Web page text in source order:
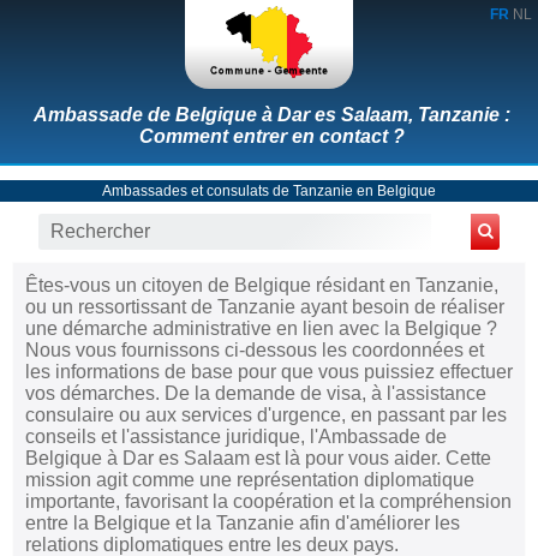
FR NL
Ambassade de Belgique à Dar es Salaam, Tanzanie :
Comment entrer en contact ?
Ambassades et consulats de Tanzanie en Belgique
Êtes-vous un citoyen de Belgique résidant en Tanzanie,
ou un ressortissant de Tanzanie ayant besoin de réaliser
une démarche administrative en lien avec la Belgique ?
Nous vous fournissons ci-dessous les coordonnées et
les informations de base pour que vous puissiez effectuer
vos démarches. De la demande de visa, à l'assistance
consulaire ou aux services d'urgence, en passant par les
conseils et l'assistance juridique, l'Ambassade de
Belgique à Dar es Salaam est là pour vous aider. Cette
mission agit comme une représentation diplomatique
importante, favorisant la coopération et la compréhension
entre la Belgique et la Tanzanie afin d'améliorer les
relations diplomatiques entre les deux pays.